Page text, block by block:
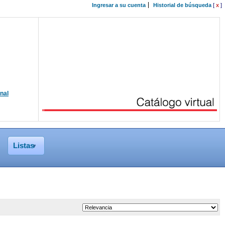
Ingresar a su cuenta Historial de búsqueda[ x ]
Listas